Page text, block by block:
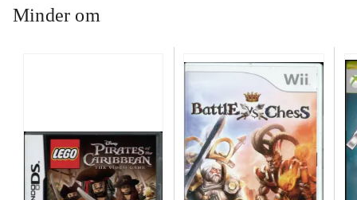
Minder om